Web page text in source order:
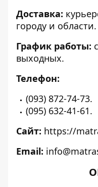
Доставка:
городу и области.
График работы:
выходных.
Телефон:
(093) 872-74-73.
(095) 632-41-61.
Сайт: https://
Email: